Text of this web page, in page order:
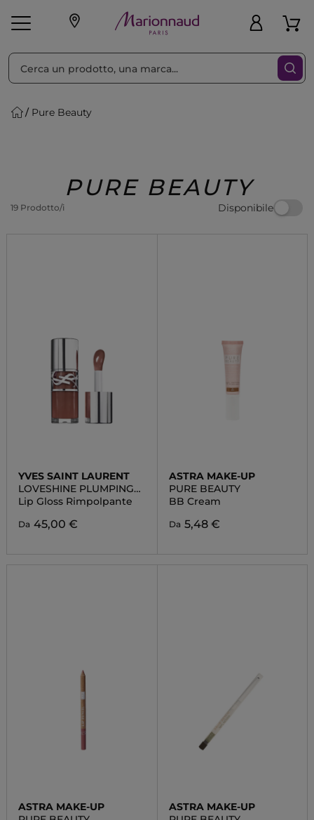
Make-up
Regalo
Pure Beauty
PURE BEAUTY
19 Prodotto/i Disponibile
Ordina per Filtra
YVES SAINT LAURENT
LOVESHINE PLUMPING
LIP OIL GLOSS
Lip Gloss Rimpolpante
Da 45,00 €
ASTRA MAKE-UP
PURE BEAUTY
BB Cream
Da 5,48 €
ASTRA MAKE-UP
ASTRA MAKE-UP